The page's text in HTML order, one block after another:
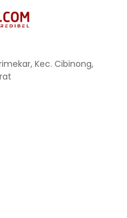
Kec. Cibinong,